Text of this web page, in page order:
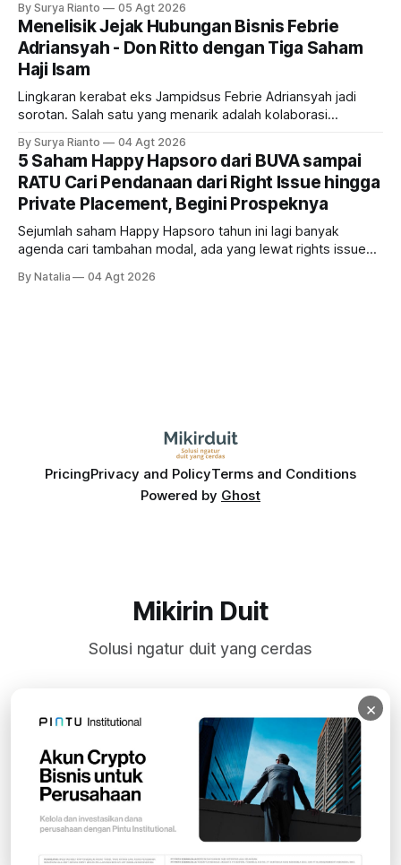
pola saham Grup Bakrie jelang right issue
By Surya Rianto 05 Agt 2026
Menelisik Jejak Hubungan Bisnis Febrie
Adriansyah - Don Ritto dengan Tiga Saham
Haji Isam
Lingkaran kerabat eks Jampidsus Febrie Adriansyah jadi
sorotan. Salah satu yang menarik adalah kolaborasi
Bagaimana hubungannya?
By Surya Rianto 04 Agt 2026
5 Saham Happy Hapsoro dari BUVA sampai
RATU Cari Pendanaan dari Right Issue hingga
Private Placement, Begini Prospeknya
Sejumlah saham Happy Hapsoro tahun ini lagi banyak
agenda cari tambahan modal, ada yang lewat rights issue
gimana prospeknya?
By Natalia 04 Agt 2026
PricingPrivacy and PolicyTerms and Conditions
Powered by Ghost
Mikirin Duit
Solusi ngatur duit yang cerdas
Subscribe
×